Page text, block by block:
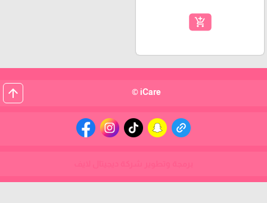
add_shopping_cart
iCare ©
arrow_upward